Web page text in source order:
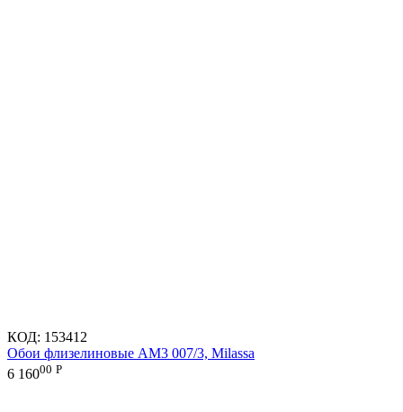
КОД: 153412
Обои флизелиновые AM3 007/3, Milassa
6 16000 Р